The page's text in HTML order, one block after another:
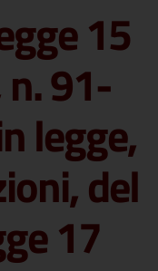
15
91-
legge,
del
17